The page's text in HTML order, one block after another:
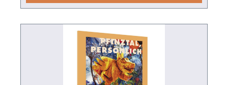
Redaktion: Roland Härer, Jutta Maier, Sarah
Riegel, Ferdinand Staiger, Romina Weinert
und Karl-Heinz Wenz. 144 Seiten mit 250
Farbabbildungen, fester Einband. ISBN 978-3-
95505-450-2. EUR 19,90.